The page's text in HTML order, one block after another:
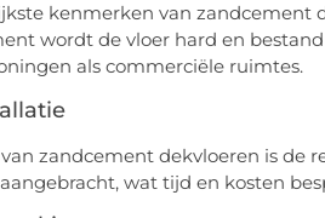
kenmerken van zandcement
wordt de vloer hard en
als commerciële ruimtes.
zandcement dekvloeren is de
wat tijd en kosten